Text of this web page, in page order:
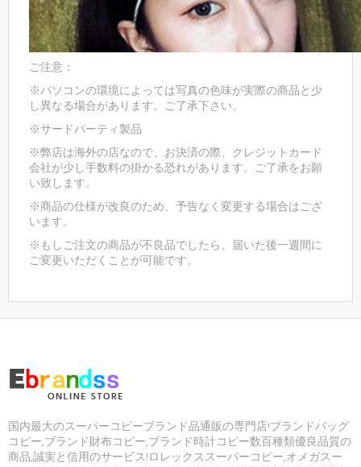
ご注意：
※パソコンの環境によっては写真の色味が実際の商品と少
し異なる場合があります。ご了承下さい。
※サードパーティ製品
※弊店は海外の店なので、お決済の際、クレジットカード
会社が少し手数料の掛かる恐れがあります。ご了承をお願
い致します。
※商品の仕様が改良のため、予告なく変更する場合はござ
います。
※もしご注文の商品が不良品でしたら、届いた後一週間に
ご変更いただくことが可能です。
国内最大のスーパーコピーブランド品通販の専門店!ブランドバッグ
コピー,ブランド財布コピー,ブランド時計コピー数百種類優良品質の
商品,誠実と信用のサービス!ロレックススーパーコピー,オメガスー